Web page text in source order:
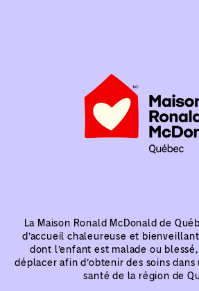
La Maison Ronald McDonald de
d’accueil chaleureuse et
dont l’enfant est malade ou
déplacer afin d’obtenir des soins
santé de la région de